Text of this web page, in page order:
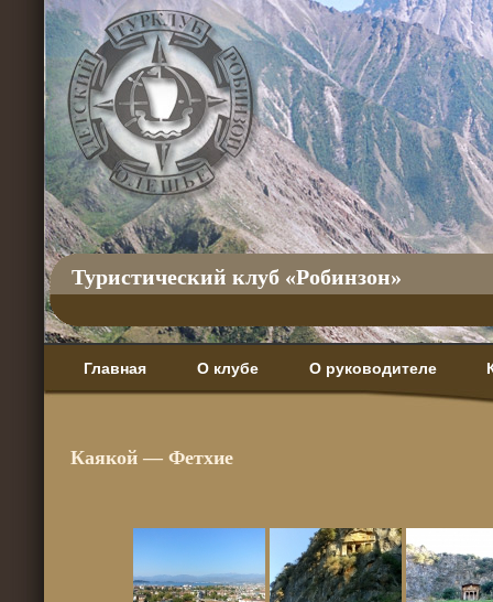
Туристический клуб «Робинзон»
Главная О клубе О руководителе
Каякой — Фетхие